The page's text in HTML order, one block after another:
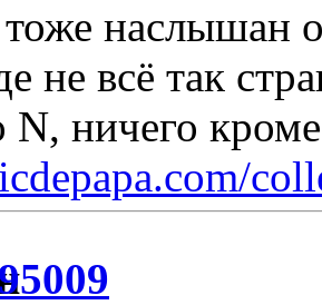
наслышан
не всё так
N, ничего